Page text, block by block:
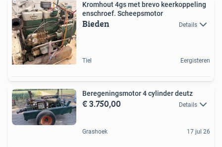
Kromhout 4gs met brevo keerkoppeling
enschroef. Scheepsmotor
Bieden Details
Tiel Eergisteren
Beregeningsmotor 4 cylinder deutz
€ 3.750,00 Details
Grashoek 17 jul 26